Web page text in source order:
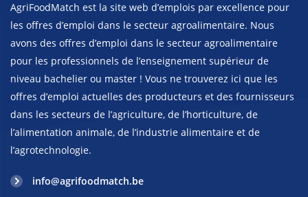
AgriFoodMatch est la site web d’emplois par excellence pour
les offres d’emploi dans le secteur agroalimentaire. Nous
avons des offres d’emploi dans le secteur agroalimentaire
pour les professionnels de l’enseignement supérieur de
niveau bachelier ou master ! Vous ne trouverez ici que les
offres d’emploi actuelles des producteurs et des fournisseurs
dans les secteurs de l’agriculture, de l’horticulture, de
l’alimentation animale, de l’industrie alimentaire et de
l’agrotechnologie.
info@agrifoodmatch.be